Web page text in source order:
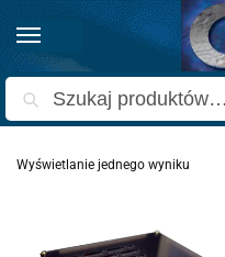
Strona główna Produkty
Wyświetlanie jednego wyniku